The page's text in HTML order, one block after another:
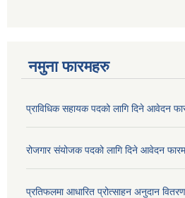
नमुना फारमहरु
प्राविधिक सहायक पदको लागि दिने आवेदन
रोजगार संयोजक पदको लागि दिने आवेदन फारम
प्रतिफलमा आधारित प्रोत्साहन अनुदान